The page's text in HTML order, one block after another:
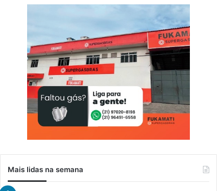
Mais lidas na semana